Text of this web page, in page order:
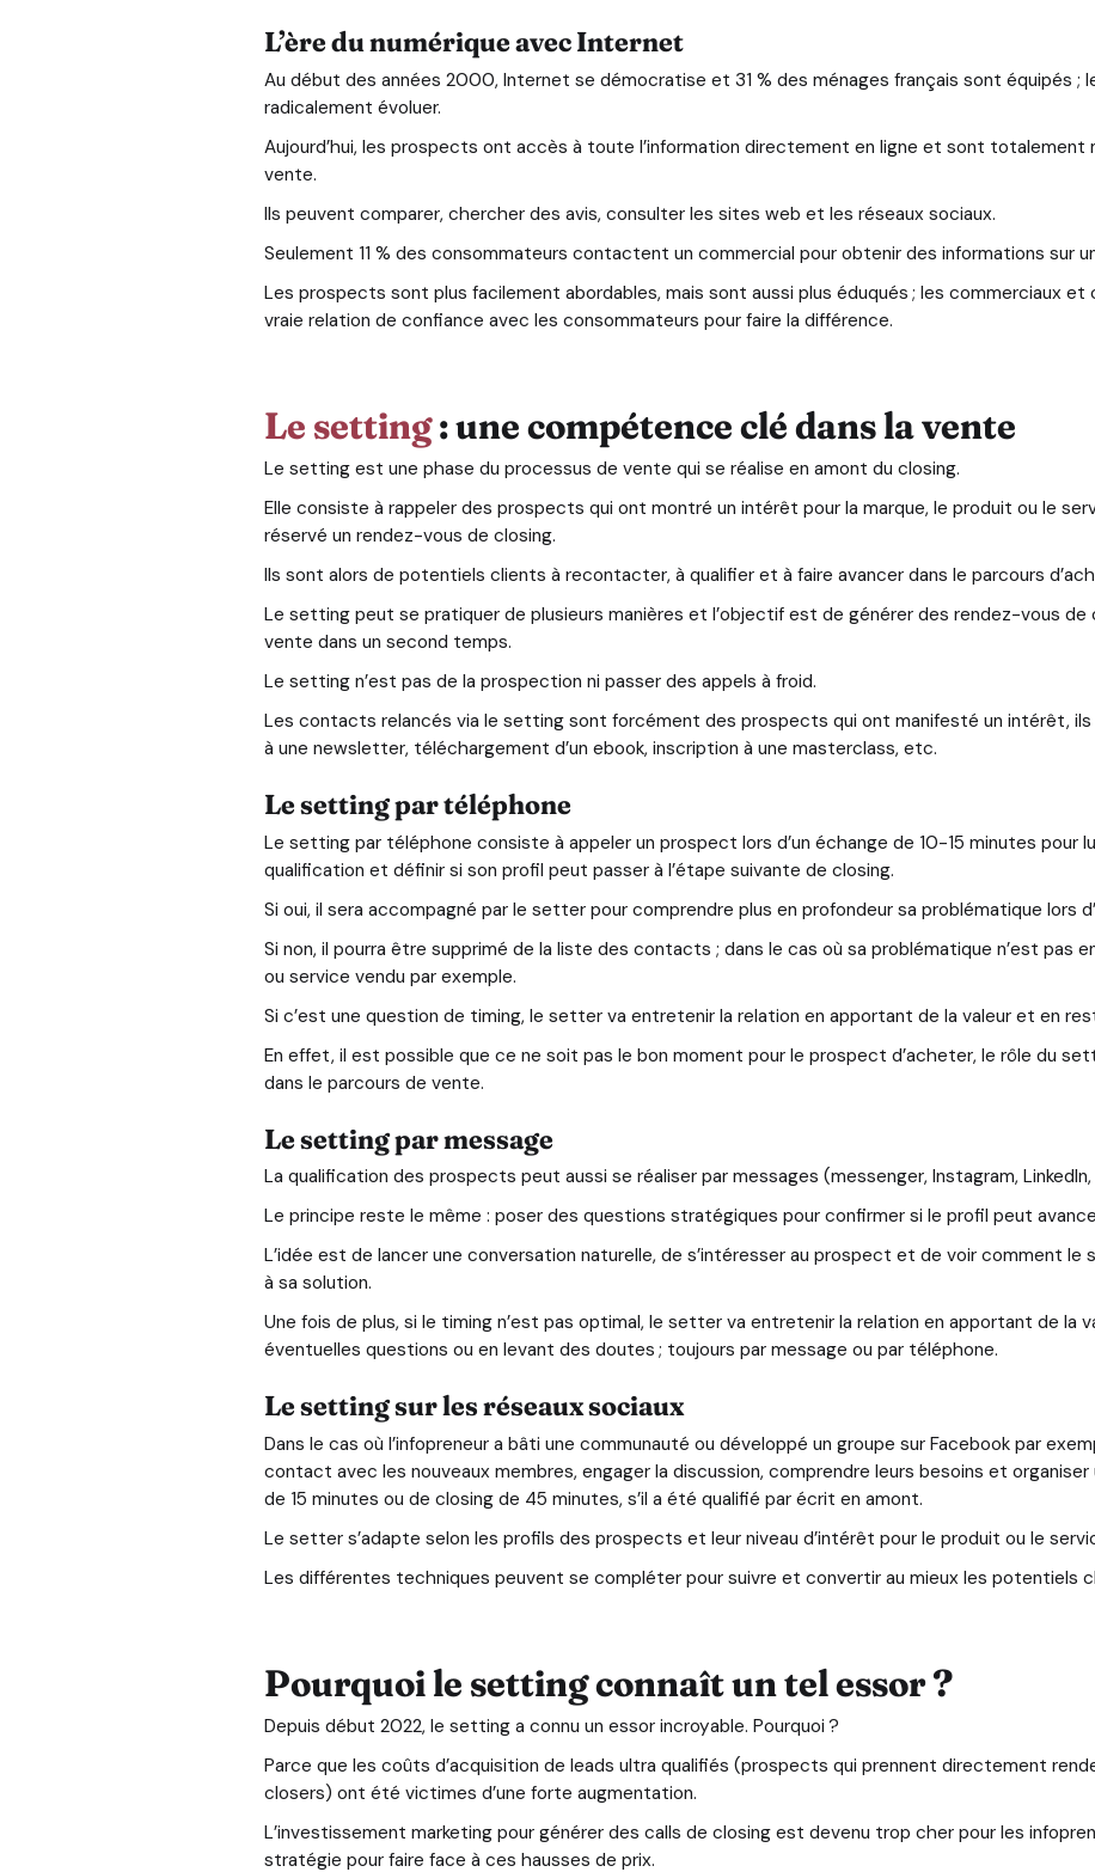
L’ère du numérique avec Internet
Au début des années 2000, Internet se démocratise et 31 % des ménages français sont équipés ;
radicalement évoluer.
Aujourd’hui, les prospects ont accès à toute l’information directement en ligne et sont totalement
vente.
Ils peuvent comparer, chercher des avis, consulter les sites web et les réseaux sociaux.
Seulement 11 % des consommateurs contactent un commercial pour obtenir des informations sur
Les prospects sont plus facilement abordables, mais sont aussi plus éduqués ; les commerciaux et
vraie relation de confiance avec les consommateurs pour faire la différence.
Le setting: une compétence clé dans la vente
Le setting est une phase du processus de vente qui se réalise en amont du closing.
Elle consiste à rappeler des prospects qui ont montré un intérêt pour la marque, le produit ou le
réservé un rendez-vous de closing.
Ils sont alors de potentiels clients à recontacter, à qualifier et à faire avancer dans le parcours
Le setting peut se pratiquer de plusieurs manières et l’objectif est de générer des rendez-vous de
vente dans un second temps.
Le setting n’est pas de la prospection ni passer des appels à froid.
Les contacts relancés via le setting sont forcément des prospects qui ont manifesté un intérêt,
à une newsletter, téléchargement d’un ebook, inscription à une masterclass, etc.
Le setting par téléphone
Le setting par téléphone consiste à appeler un prospect lors d’un échange de 10-15 minutes pour
qualification et définir si son profil peut passer à l’étape suivante de closing.
Si oui, il sera accompagné par le setter pour comprendre plus en profondeur sa problématique lors
Si non, il pourra être supprimé de la liste des contacts ; dans le cas où sa problématique n’est pas
ou service vendu par exemple.
Si c’est une question de timing, le setter va entretenir la relation en apportant de la valeur et en
En effet, il est possible que ce ne soit pas le bon moment pour le prospect d’acheter, le rôle du
dans le parcours de vente.
Le setting par message
La qualification des prospects peut aussi se réaliser par messages (messenger, Instagram,
Le principe reste le même : poser des questions stratégiques pour confirmer si le profil peut
L’idée est de lancer une conversation naturelle, de s’intéresser au prospect et de voir comment le
à sa solution.
Une fois de plus, si le timing n’est pas optimal, le setter va entretenir la relation en apportant de la
éventuelles questions ou en levant des doutes ; toujours par message ou par téléphone.
Le setting sur les réseaux sociaux
Dans le cas où l’infopreneur a bâti une communauté ou développé un groupe sur Facebook par
contact avec les nouveaux membres, engager la discussion, comprendre leurs besoins et
de 15 minutes ou de closing de 45 minutes, s’il a été qualifié par écrit en amont.
Le setter s’adapte selon les profils des prospects et leur niveau d’intérêt pour le produit ou le
Les différentes techniques peuvent se compléter pour suivre et convertir au mieux les potentiels
Pourquoi le setting connaît un tel essor ?
Depuis début 2022, le setting a connu un essor incroyable. Pourquoi ?
Parce que les coûts d’acquisition de leads ultra qualifiés (prospects qui prennent directement
closers) ont été victimes d’une forte augmentation.
L’investissement marketing pour générer des calls de closing est devenu trop cher pour les
stratégie pour faire face à ces hausses de prix.